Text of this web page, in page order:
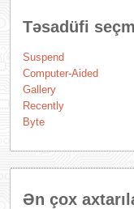
Təsadüfi
Suspend
Computer-Aided
Gallery
Recently
Byte
Ən çox